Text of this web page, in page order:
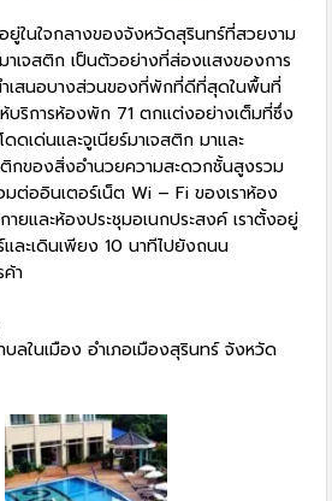
ยู่ในใจกลางของจังหวัดสุรินทร์ที่สวยงาม
าเจสติก เป็นตัวอย่างที่ส่องแสงของการ
ำเสนอบางส่วนของที่พักที่ดีที่สุดในพื้นที่
บริการห้องพัก 71 ตกแต่งอย่างเต็มที่ซึ่ง
ดเด่นและจูเนียร์มาเจสติก มาและ
ติกของสิ่งอำนวยความสะดวกชั้นสูงรวม
มต่ออินเตอร์เน็ต Wi – Fi ของเราห้อง
ายและห้องประชุมอเนกประสงค์ เราตั้งอยู่
ละเดินเพียง 10 นาทีไปยังถนน
า
ลในเมือง อำเภอเมืองสุรินทร์ จังหวัด